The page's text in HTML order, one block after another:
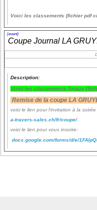
Voici les classements (fichier pdf
(event)
Coupe Journal LA
Description:
Voici les classements finaux
Remise de la coupe LA
voici le lien pour l'invitation à la soirée
a-travers-sales.ch/fr/coupe/
voici le lien pour vous inscrire:
docs.google.com/forms/d/e/